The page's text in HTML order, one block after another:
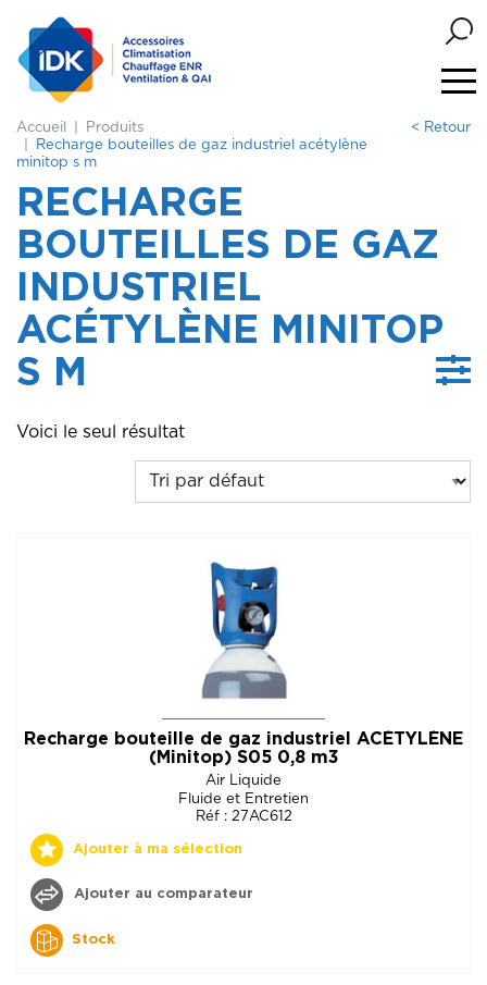
Accueil
Produits
Recharge bouteilles de gaz industriel acétylène
minitop s m
< Retour
RECHARGE
BOUTEILLES DE GAZ
INDUSTRIEL
ACÉTYLÈNE MINITOP
S M
Voici le seul résultat
Recharge bouteille de gaz industriel ACÉTYLÈNE
(Minitop) S05 0,8 m3
Air Liquide
Fluide et Entretien
Réf : 27AC612
Ajouter à ma sélection
Ajouter au comparateur
Stock